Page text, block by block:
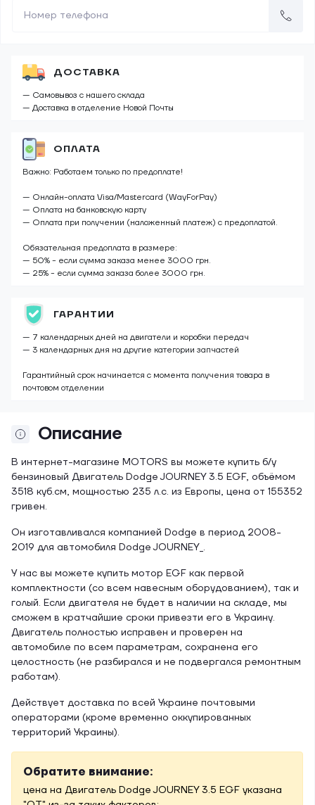
Описание
В интернет-магазине MOTORS вы можете купить б/у
бензиновый Двигатель Dodge JOURNEY 3.5 EGF, объёмом
3518 куб.см, мощностью 235 л.с. из Европы, цена от 155352
гривен.
Он изготавливался компанией Dodge в период 2008-
2019 для автомобиля Dodge JOURNEY_.
У нас вы можете купить мотор EGF как первой
комплектности (со всем навесным оборудованием), так и
голый. Если двигателя не будет в наличии на складе, мы
сможем в кратчайшие сроки привезти его в Украину.
Двигатель полностью исправен и проверен на
автомобиле по всем параметрам, сохранена его
целостность (не разбирался и не подвергался ремонтным
работам).
Действует доставка по всей Украине почтовыми
операторами (кроме временно оккупированных
территорий Украины).
Обратите внимание:
цена на Двигатель Dodge JOURNEY 3.5 EGF указана
ДОСТАВКА
— Самовывоз с нашего склада
— Доставка в отделение Новой Почты
ОПЛАТА
Важно: Работаем только по предоплате!
— Онлайн-оплата Visa/Mastercard (WayForPay)
— Оплата на банковскую карту
— Оплата при получении (наложенный платеж) с предоплатой.
Обязательная предоплата в размере:
— 50% - если сумма заказа менее 3000 грн.
— 25% - если сумма заказа более 3000 грн.
ГАРАНТИИ
— 7 календарных дней на двигатели и коробки передач
— 3 календарных дня на другие категории запчастей
Гарантийный срок начинается с момента получения товара в
почтовом отделении